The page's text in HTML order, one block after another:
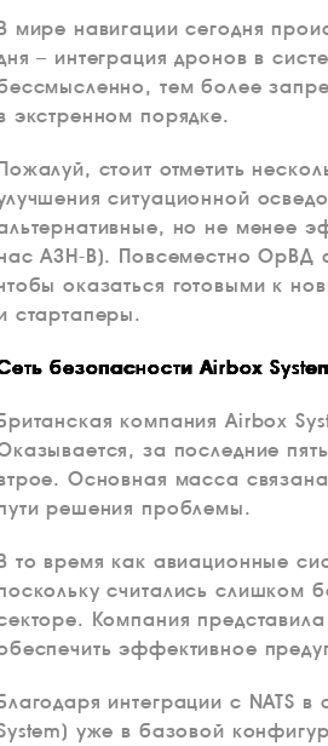
мире навигации сегодня
– интеграция дронов в
тем более
экстренном порядке.
стоит отметить
ситуационной
но не менее
АЗН-В). Повсеместно ОрВД
оказаться готовыми к
стартаперы.
безопасности Airbox
компания Airbox
за последние
Основная масса
решения проблемы.
то время как авиационные
считались слишком
Компания
эффективное
интеграции с NATS
уже в базовой